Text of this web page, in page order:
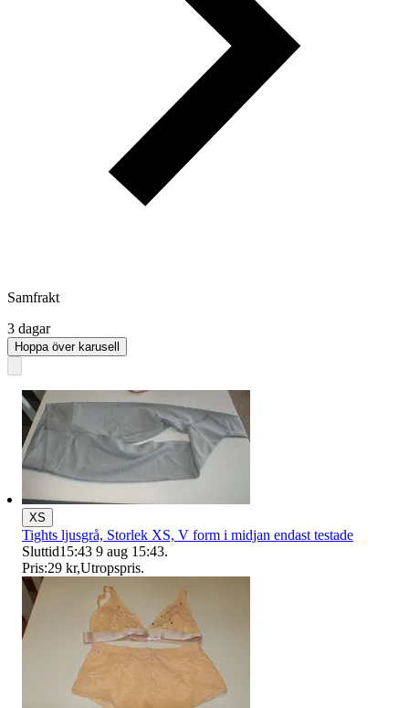
Samfrakt
3 dagar
Hoppa över karusell
XS
Tights ljusgrå, Storlek XS, V form i midjan endast testade
Sluttid15:43 9 aug 15:43.
Pris:29 kr,Utropspris.